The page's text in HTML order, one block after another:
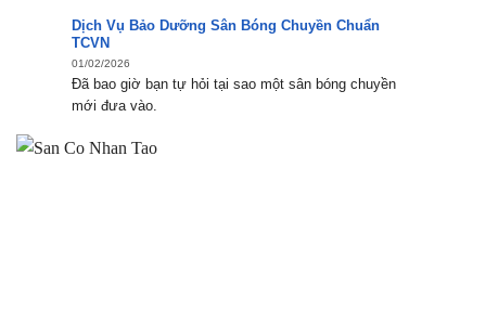
Dịch Vụ Bảo Dưỡng Sân Bóng Chuyền Chuẩn
TCVN
01/02/2026
Đã bao giờ bạn tự hỏi tại sao một sân bóng chuyền
mới đưa vào.